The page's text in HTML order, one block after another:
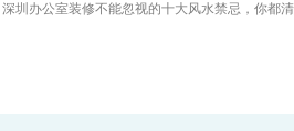
深圳办公室装修不能忽视的十大风水禁忌，你都